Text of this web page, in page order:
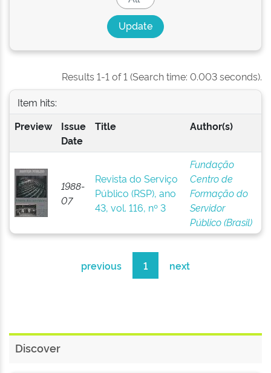
Results 1-1 of 1 (Search time: 0.003 seconds).
Item hits:
Preview
Issue
Date
Title Author(s)
1988-
07
Revista do Serviço
Público (RSP), ano
43, vol. 116, nº 3
Fundação
Centro de
Formação do
Servidor
Público (Brasil)
previous 1 next
Discover